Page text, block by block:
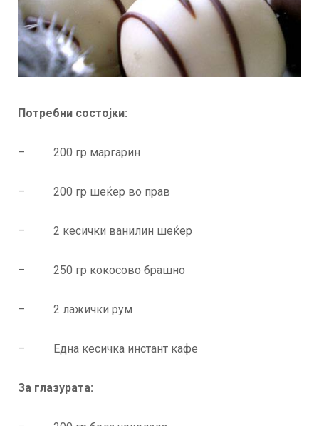
Потребни состојки:
– 200 гр маргарин
– 200 гр шеќер во прав
– 2 кесички ванилин шеќер
– 250 гр кокосово брашно
– 2 лажички рум
– Една кесичка инстант кафе
За глазурата: